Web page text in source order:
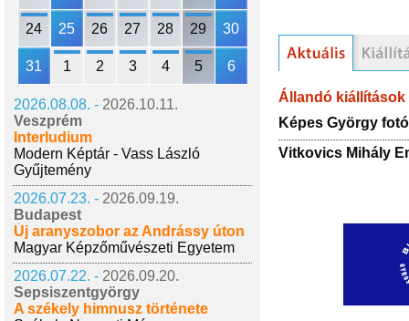
24 25 26 27 28 29 30
31 1 2 3 4 5 6
2026.08.08. - 2026.10.11.
Veszprém
Interludium
Modern Képtár - Vass László
Gyűjtemény
2026.07.23. - 2026.09.19.
Budapest
Új aranyszobor az Andrássy úton
Magyar Képzőművészeti Egyetem
2026.07.22. - 2026.09.20.
Sepsiszentgyörgy
A székely himnusz története
Állandó kiállítások
Képes György
Vitkovics Mihály